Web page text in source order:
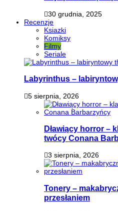
30 grudnia, 2025
Recenzje
Ksiazki
Komiksy
Filmy
Seriale
Labyrinthus –
5 sierpnia, 2026
Dławiący horror –
twócy Conana
3 sierpnia, 2026
Tonery –
przesłaniem